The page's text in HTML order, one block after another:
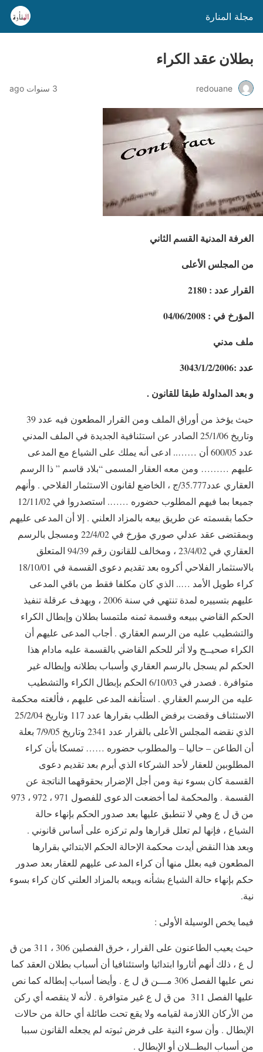
مجلة المنارة
بطلان عقد الكراء
redouane 3 سنوات ago
الغرفة المدنية القسم الثاني
من المجلس الأعلى
القرار عدد : 2180
المؤرخ في : 04/06/2008
ملف مدني
عدد :3043/1/2/2006
و بعد المداولة طبقا للقانون .
حيث يؤخذ من أوراق الملف ومن القرار المطعون فيه عدد 39
وتاريخ 25/1/06 الصادر عن استئنافية الجديدة في الملف المدني
عدد 600/05 أن …….. ادعى أنه يملك على الشياع مع المدعى
عليهم ……… ومن معه العقار المسمى “بلاد قاسم ” ذا الرسم
العقاري عدد35.777/ج ، الخاضع لقانون الاستثمار الفلاحي . وأنهم
جميعا بما فيهم المطلوب حضوره ……. استصدروا في 12/11/02
حكما بقسمته عن طريق بيعه بالمزاد العلني . إلا أن المدعى عليهم
وبمقتضى عقد عدلي صوري مؤرخ في 22/4/02 ومسجل بالرسم
العقاري في 23/4/02 ، ومخالف للقانون رقم 94/39 المتعلق
بالاستثمار الفلاحي أكروه بعد تقديم دعوى القسمة في 18/10/01
كراء طويل الأمد ….. الذي كان مكلفا فقط من باقي المدعى
عليهم بتسييره لمدة تنتهي في سنة 2006 ، وبهدف عرقلة تنفيذ
الحكم القاضي ببيعه وقسمة ثمنه ملتمسا بطلان وإبطال الكراء
والتشطيب عليه من الرسم العقاري . أجاب المدعى عليهم أن
الكراء صحيــح ولا أثر للحكم القاضي بالقسمة عليه مادام هذا
الحكم لم يسجل بالرسم العقاري وأسباب بطلانه وإبطاله غير
متوافرة . فصدر في 6/10/03 الحكم بإبطال الكراء والتشطيب
عليه من الرسم العقاري . استأنفه المدعى عليهم ، فألغته محكمة
الاستئناف وقضت برفض الطلب بقرارها عدد 117 وتاريخ 25/2/04
الذي نقضه المجلس الأعلى بالقرار عدد 2341 وتاريخ 7/9/05 بعلة
أن الطاعن – حاليا – والمطلوب حضوره …… تمسكا بأن كراء
المطلوبين للعقار لأحد الشركاء الذي أبرم بعد تقديم دعوى
القسمة كان بسوء نية ومن أجل الإضرار بحقوقهما الناتجة عن
القسمة . والمحكمة لما أخضعت الدعوى للفصول 971 ، 972 ، 973
من ق ل ع وهي لا تنطبق عليها بعد صدور الحكم بإنهاء حالة
الشياع ، فإنها لم تعلل قرارها ولم تركزه على أساس قانوني .
وبعد هذا النقض أيدت محكمة الإحالة الحكم الابتدائي بقرارها
المطعون فيه بعلل منها أن كراء المدعى عليهم للعقار بعد صدور
حكم بإنهاء حالة الشياع بشأنه وبيعه بالمزاد العلني كان كراء بسوء
نية.
فيما يخص الوسيلة الأولى :
حيث يعيب الطاعنون على القرار ، خرق الفصلين 306 ، 311 من ق
ل ع ، ذلك أنهم أثاروا ابتدائيا واستئنافيا أن أسباب بطلان العقد كما
نص عليها الفصل 306 مـــن ق ل ع . وأيضا أسباب إبطاله كما نص
عليها الفصل 311 من ق ل ع غير متوافرة . لأنه لا ينقصه أي ركن
من الأركان اللازمة لقيامه ولا يقع تحت طائلة أي حالة من حالات
الإبطال . وأن سوء النية على فرض ثبوته لم يجعله القانون سببا
من أسباب البطــلان أو الإبطال .